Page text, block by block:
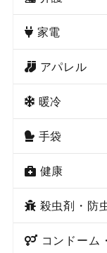
家電
アパレル
暖冷
手袋
健康
殺虫剤・防
コンドーム